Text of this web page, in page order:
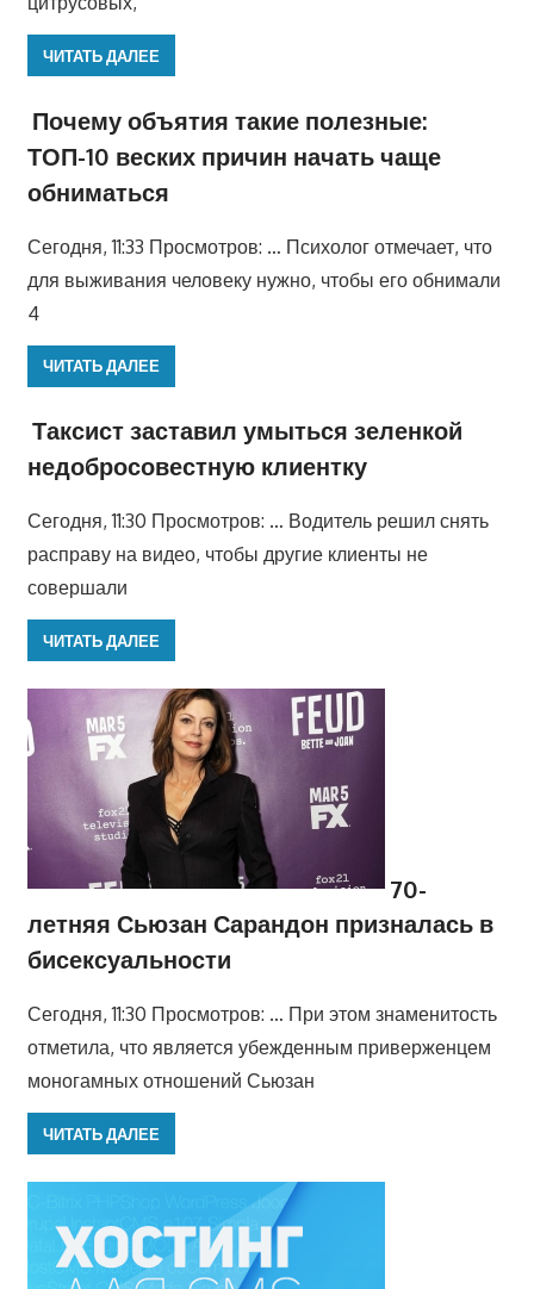
ЧИТАТЬ ДАЛЕЕ
Почему объятия такие полезные:
ТОП-10 веских причин начать чаще
обниматься
Сегодня, 11:33 Просмотров: … Психолог отмечает, что
для выживания человеку нужно, чтобы его обнимали
4
ЧИТАТЬ ДАЛЕЕ
Таксист заставил умыться зеленкой
недобросовестную клиентку
Сегодня, 11:30 Просмотров: … Водитель решил снять
расправу на видео, чтобы другие клиенты не
совершали
ЧИТАТЬ ДАЛЕЕ
70-
летняя Сьюзан Сарандон призналась в
бисексуальности
Сегодня, 11:30 Просмотров: … При этом знаменитость
отметила, что является убежденным приверженцем
моногамных отношений Сьюзан
ЧИТАТЬ ДАЛЕЕ